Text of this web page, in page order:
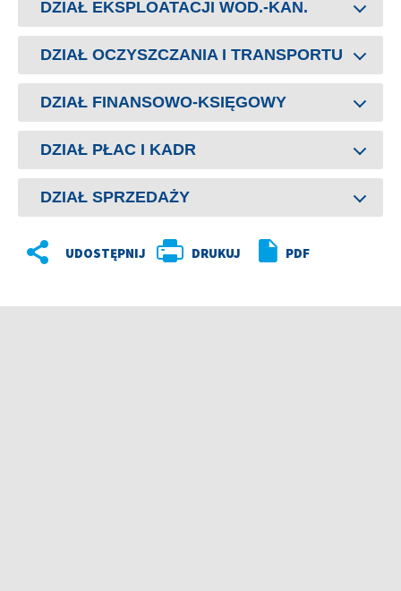
DZIAŁ EKSPLOATACJI WOD.-KAN.
DZIAŁ OCZYSZCZANIA I TRANSPORTU
DZIAŁ FINANSOWO-KSIĘGOWY
DZIAŁ PŁAC I KADR
DZIAŁ SPRZEDAŻY
DRUKUJ PDF